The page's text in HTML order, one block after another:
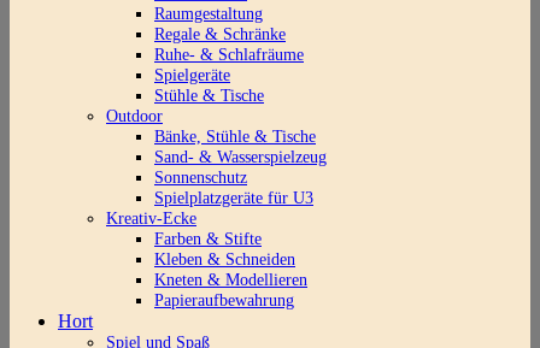
Raumgestaltung
Regale & Schränke
Ruhe- & Schlafräume
Spielgeräte
Stühle & Tische
Outdoor
Bänke, Stühle & Tische
Sand- & Wasserspielzeug
Sonnenschutz
Spielplatzgeräte für U3
Kreativ-Ecke
Farben & Stifte
Kleben & Schneiden
Kneten & Modellieren
Papieraufbewahrung
Hort
Spiel und Spaß